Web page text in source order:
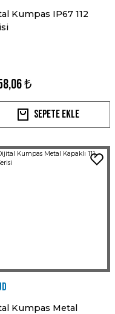
Kumpas IP67 112
₺
Sepete Ekle
Kumpas Metal